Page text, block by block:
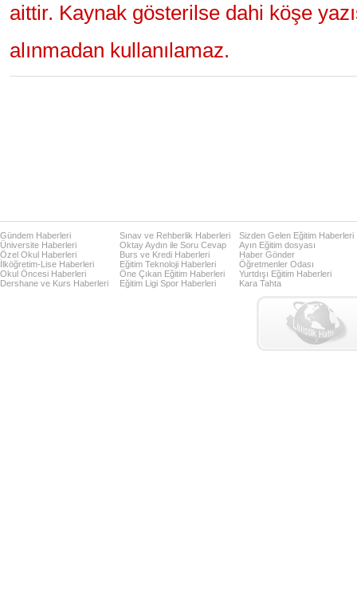
aittir. Kaynak gösterilse dahi köşe
alınmadan kullanılamaz.
Gündem Haberleri
Üniversite Haberleri
Özel Okul Haberleri
İlköğretim-Lise Haberleri
Okul Öncesi Haberleri
Dershane ve Kurs Haberleri
Sınav ve Rehberlik Haberleri
Oktay Aydın ile Soru Cevap
Burs ve Kredi Haberleri
Eğitim Teknoloji Haberleri
Öne Çıkan Eğitim Haberleri
Eğitim Ligi Spor Haberleri
Sizden Gelen Eğitim Haberleri
Ayın Eğitim dosyası
Haber Gönder
Öğretmenler Odası
Yurtdışı Eğitim Haberleri
Kara Tahta